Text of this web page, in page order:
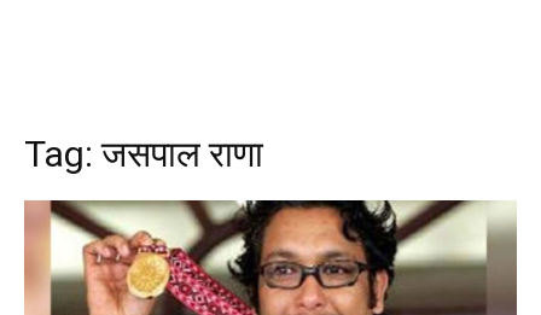
Tag:जसपाल राणा